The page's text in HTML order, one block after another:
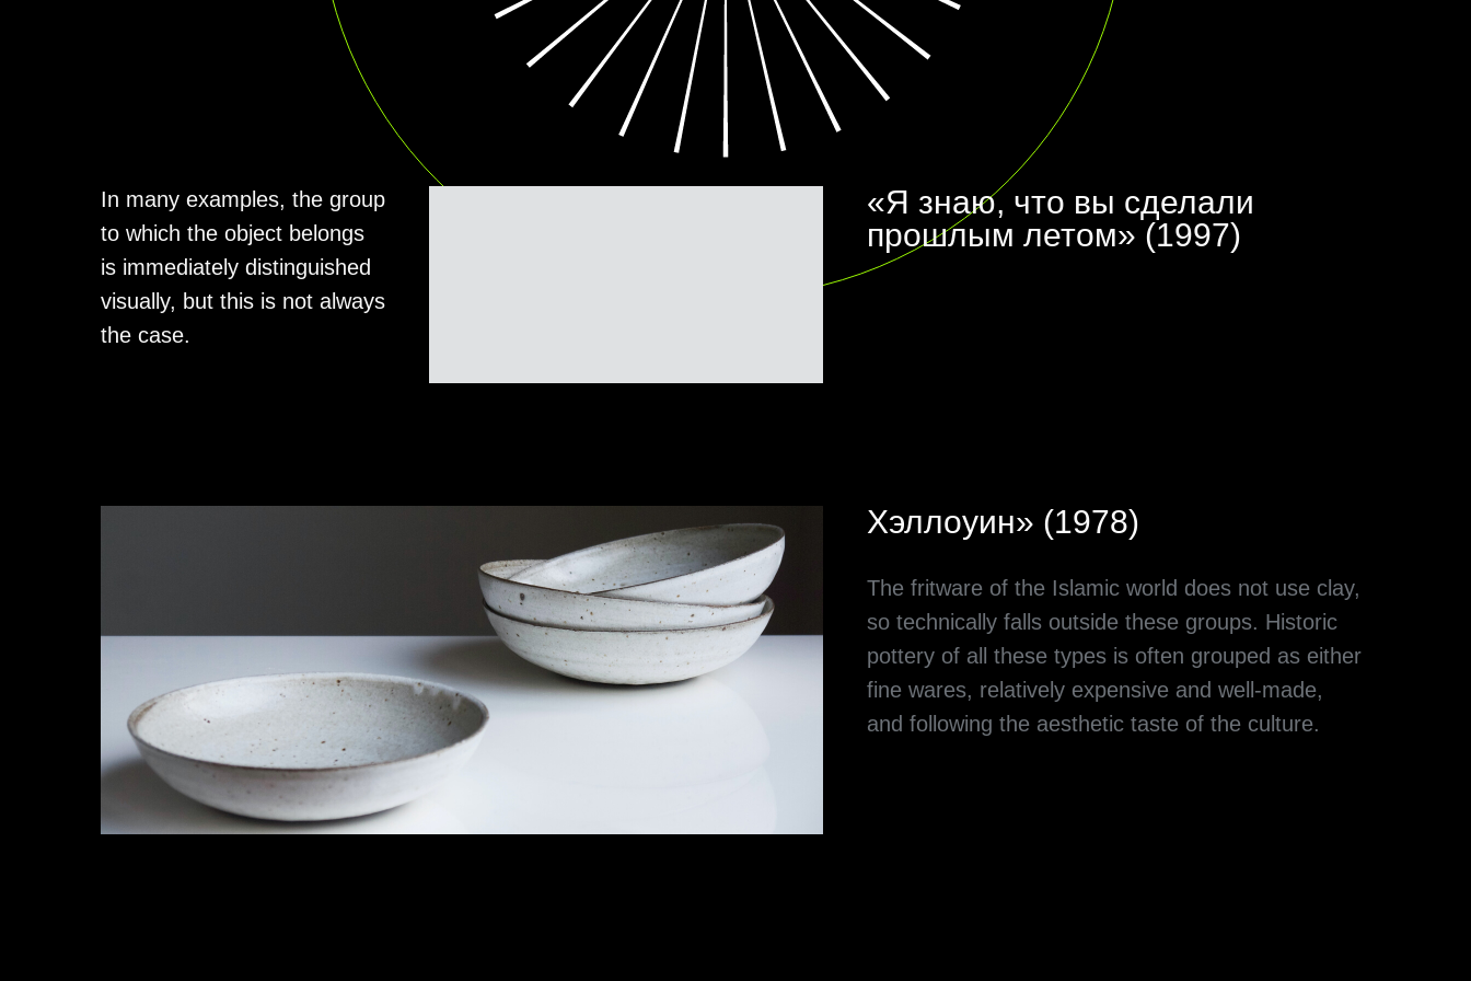
In many examples, the group
to which the object belongs
is immediately distinguished
visually, but this is not always
the case.
«Я знаю, что вы сделали
прошлым летом» (1997)
The fritware of the Islamic world does not use clay,
so technically falls outside these groups. Historic
pottery of all these types is often grouped as either
fine wares, relatively expensive and well-made,
and following the aesthetic taste of the culture.
Хэллоуин» (1978)